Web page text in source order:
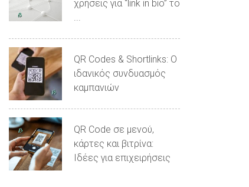
χρήσεις για “link in bio” το
...
QR Codes & Shortlinks: Ο
ιδανικός συνδυασμός
καμπανιών
QR Code σε μενού,
κάρτες και βιτρίνα:
Ιδέες για επιχειρήσεις